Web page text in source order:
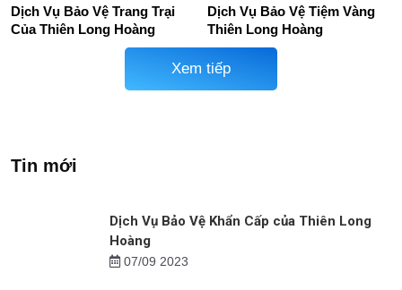
Dịch Vụ Bảo Vệ Trang Trại
Của Thiên Long Hoàng
Dịch Vụ Bảo Vệ Tiệm Vàng
Thiên Long Hoàng
Xem tiếp
Tin mới
Dịch Vụ Bảo Vệ Khẩn Cấp của Thiên Long
Hoàng
07/09 2023